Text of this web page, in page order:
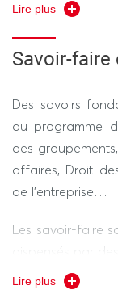
Lire plus
Savoir-
Des savoirs
au programme
des
affaires, Droit
de l’entreprise…
Les savoir-faire
La compétence
Lire plus